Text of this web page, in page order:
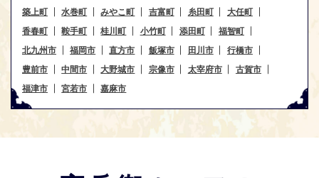
築上町
水巻町 みやこ町 吉富町 糸田町
大任町
香春町
鞍手町 桂川町 小竹町 添田町
福智町
北九州市
福岡市 直方市 飯塚市 田川市
行橋市
豊前市
中間市 大野城市 宗像市 太宰府市
古賀市
福津市
宮若市 嘉麻市